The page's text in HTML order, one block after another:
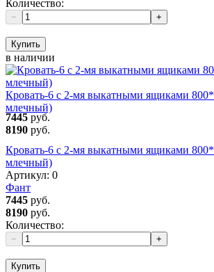
Количество:
− +
Купить
в наличии
Кровать-6 с 2-мя выкатными ящиками
млечный)
7445 руб.
8190 руб.
Кровать-6 с 2-мя выкатными ящиками
млечный)
Артикул: 0
Фант
7445 руб.
8190 руб.
Количество:
− +
Купить